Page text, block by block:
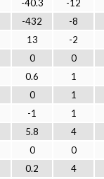
-40.3
-12
-432
-8
13
-2
0
0
0.6
1
0
1
-1
1
5.8
4
0
0
0.2
4